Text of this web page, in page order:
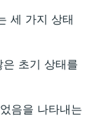
세 가지 상태
초기 상태를
음을 나타내는